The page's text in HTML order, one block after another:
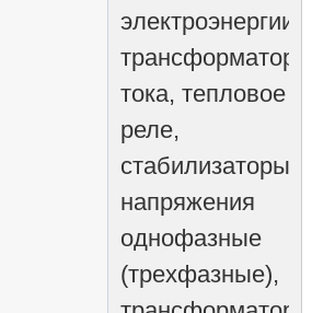
электроэнергии,
трансформаторы
тока, тепловое
реле,
стабилизаторы
напряжения
однофазные
(трехфазные),